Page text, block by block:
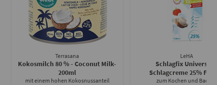
Terrasana
Kokosmilch 80 % - Coconut Milk-
200ml
mit einem hohen Kokosnussanteil
LeHA
Schlagfix
Schlagcreme 25% Fett
zum Kochen und Backen